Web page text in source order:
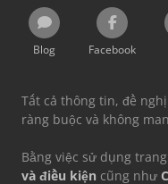
Blog Facebook
Tất cả thông tin, đề
ràng buộc và không
Bằng việc sử dụng
và điều kiện cũng như